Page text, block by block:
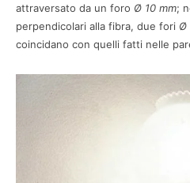
attraversato da un foro Ø 10 mm;
perpendicolari alla fibra, due fori Ø
coincidano con quelli fatti nelle